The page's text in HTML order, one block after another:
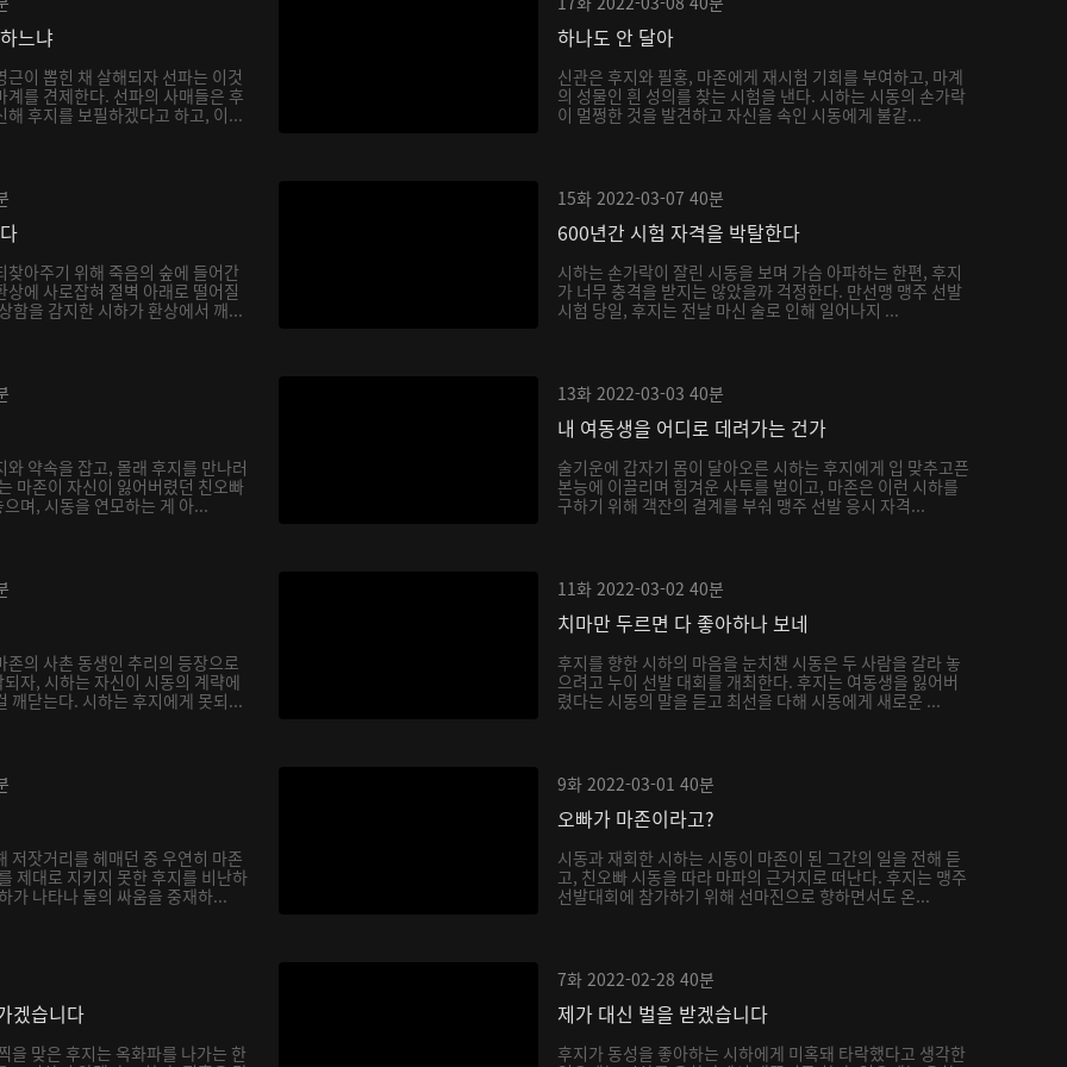
느냐
이 뽑힌 채 살해되자 선파는 이것
계를 견제한다. 선파의 사매들은 후
해 후지를 보필하겠다고 하고, 이...
하나도 안 달아
신관은 후지와 필홍, 마존에게 재시험 기회를 부여하고, 마계
의 성물인 흰 성의를 찾는 시험을 낸다. 시하는 시동의 손가락
이 멀쩡한 것을 발견하고 자신을 속인 시동에게 불같...
찾아주기 위해 죽음의 숲에 들어간
에 사로잡혀 절벽 아래로 떨어질
함을 감지한 시하가 환상에서 깨...
15화 2022-03-07 40분
600년간 시험 자격을 박탈한다
시하는 손가락이 잘린 시동을 보며 가슴 아파하는 한편, 후지
가 너무 충격을 받지는 않았을까 걱정한다. 만선맹 맹주 선발
시험 당일, 후지는 전날 마신 술로 인해 일어나지 ...
약속을 잡고, 몰래 후지를 만나러
마존이 자신이 잃어버렸던 친오빠
며, 시동을 연모하는 게 아...
13화 2022-03-03 40분
내 여동생을 어디로 데려가는 건가
술기운에 갑자기 몸이 달아오른 시하는 후지에게 입 맞추고픈
본능에 이끌리며 힘겨운 사투를 벌이고, 마존은 이런 시하를
구하기 위해 객잔의 결계를 부숴 맹주 선발 응시 자격...
존의 사촌 동생인 추리의 등장으로
자, 시하는 자신이 시동의 계략에
깨닫는다. 시하는 후지에게 못되...
11화 2022-03-02 40분
치마만 두르면 다 좋아하나 보네
후지를 향한 시하의 마음을 눈치챈 시동은 두 사람을 갈라 놓
으려고 누이 선발 대회를 개최한다. 후지는 여동생을 잃어버
렸다는 시동의 말을 듣고 최선을 다해 시동에게 새로운 ...
저잣거리를 헤매던 중 우연히 마존
제대로 지키지 못한 후지를 비난하
가 나타나 둘의 싸움을 중재하...
9화 2022-03-01 40분
오빠가 마존이라고?
시동과 재회한 시하는 시동이 마존이 된 그간의 일을 전해 듣
고, 친오빠 시동을 따라 마파의 근거지로 떠난다. 후지는 맹주
선발대회에 참가하기 위해 선마진으로 향하면서도 온...
겠습니다
을 맞은 후지는 옥화파를 나가는 한
7화 2022-02-28 40분
제가 대신 벌을 받겠습니다
후지가 동성을 좋아하는 시하에게 미혹돼 타락했다고 생각한